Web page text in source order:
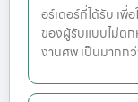
อร์เดอร์ที่ได้รับ เ
ของผู้รับแบบไม่ตก
งานศพ เป็นมากก